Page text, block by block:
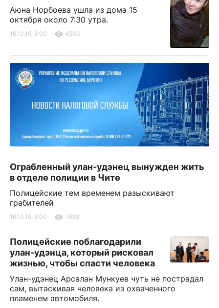
Аюна Норбоева ушла из дома 15
октября около 7:30 утра.
16.10.15, 8:00 4593
Ограбленный улан-удэнец вынужден жить
в отделе полиции в Чите
Полицейские тем временем разыскивают
грабителей
16.10.15, 8:00 1938
Полицейские поблагодарили
улан-удэнца, который рисковал
жизнью, чтобы спасти человека
Улан-удэнец Арсалан Мункуев чуть не пострадал
сам, вытаскивая человека из охваченного
пламенем автомобиля.